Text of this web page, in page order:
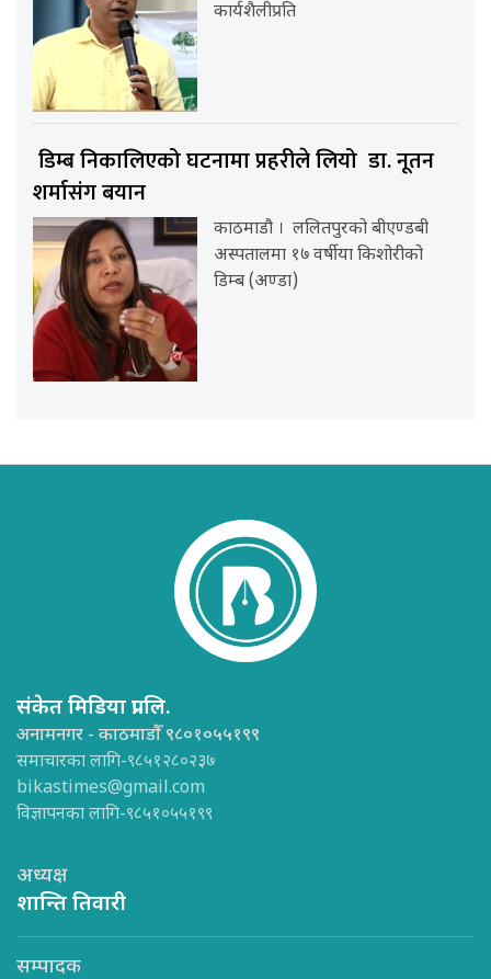
कार्यशैलीप्रति
डिम्ब निकालिएको घटनामा प्रहरीले लियो डा. नूतन
शर्मासंग बयान
काठमाडौ । ललितपुरको बीएण्डबी
अस्पतालमा १७ वर्षीया किशोरीको
डिम्ब (अण्डा)
संकेत मिडिया प्रा.लि.
अनामनगर - काठमाडौँ ९८०१०५५१९९
समाचारका लागि-९८५१२८०२३७
bikastimes@gmail.com
विज्ञापनका लागि-९८५१०५५१९९
अध्यक्ष
शान्ति तिवारी
सम्पादक